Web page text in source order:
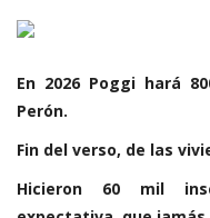
En 2026 Poggi hará
Perón.
Fin del verso, de las
Hicieron 60 mil